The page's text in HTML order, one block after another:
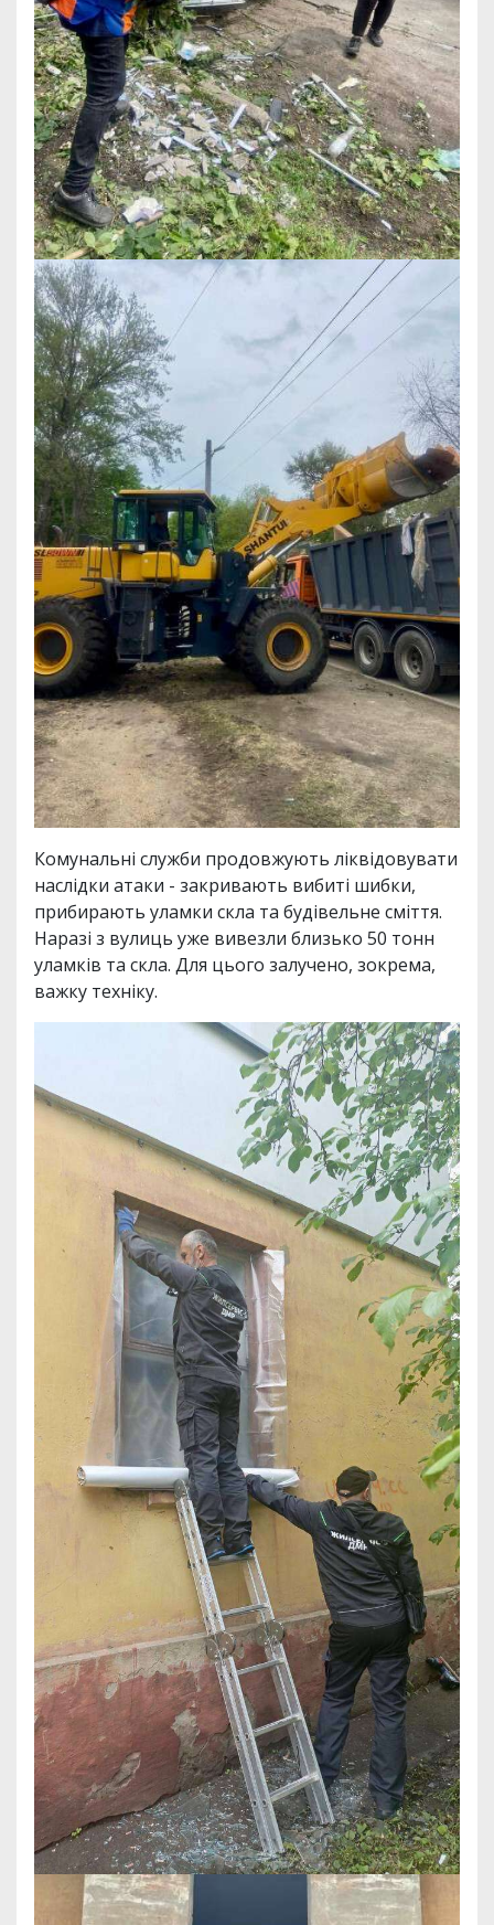
Комунальні служби продовжують ліквідовувати
наслідки атаки - закривають вибиті шибки,
прибирають уламки скла та будівельне сміття.
Наразі з вулиць уже вивезли близько 50 тонн
уламків та скла. Для цього залучено, зокрема,
важку техніку.